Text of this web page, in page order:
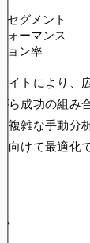
セグメント
ォーマンス
ョン率
イトにより、
ら成功の組み
複雑な手動分
向けて最適化